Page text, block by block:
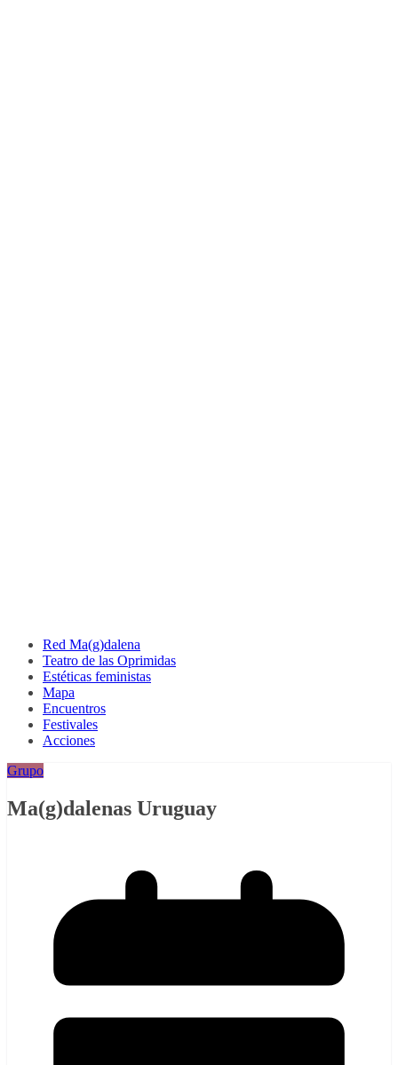
Red Ma(g)dalena
Teatro de las Oprimidas
Estéticas feministas
Mapa
Encuentros
Festivales
Acciones
Grupo
Ma(g)dalenas Uruguay